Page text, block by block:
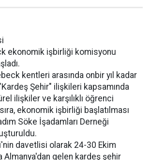
ekonomik işbirliği komisyonu
kentleri arasında onbir yıl kadar
Şehir" ilişkileri kapsamında
ilişkiler ve karşılıklı öğrenci
ekonomik işbirliği başlatılması
Söke İşadamları Derneği
davetlisi olarak 24-30 Ekim
Almanya'dan gelen kardeş şehir